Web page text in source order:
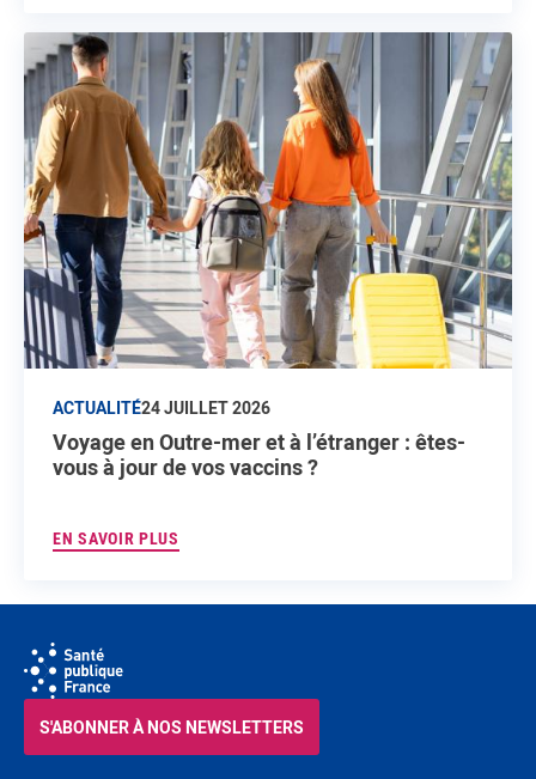
ACTUALITÉ24 JUILLET 2026
Voyage en Outre-mer et à l’étranger : êtes-
vous à jour de vos vaccins ?
EN SAVOIR PLUS
S'ABONNER À NOS NEWSLETTERS